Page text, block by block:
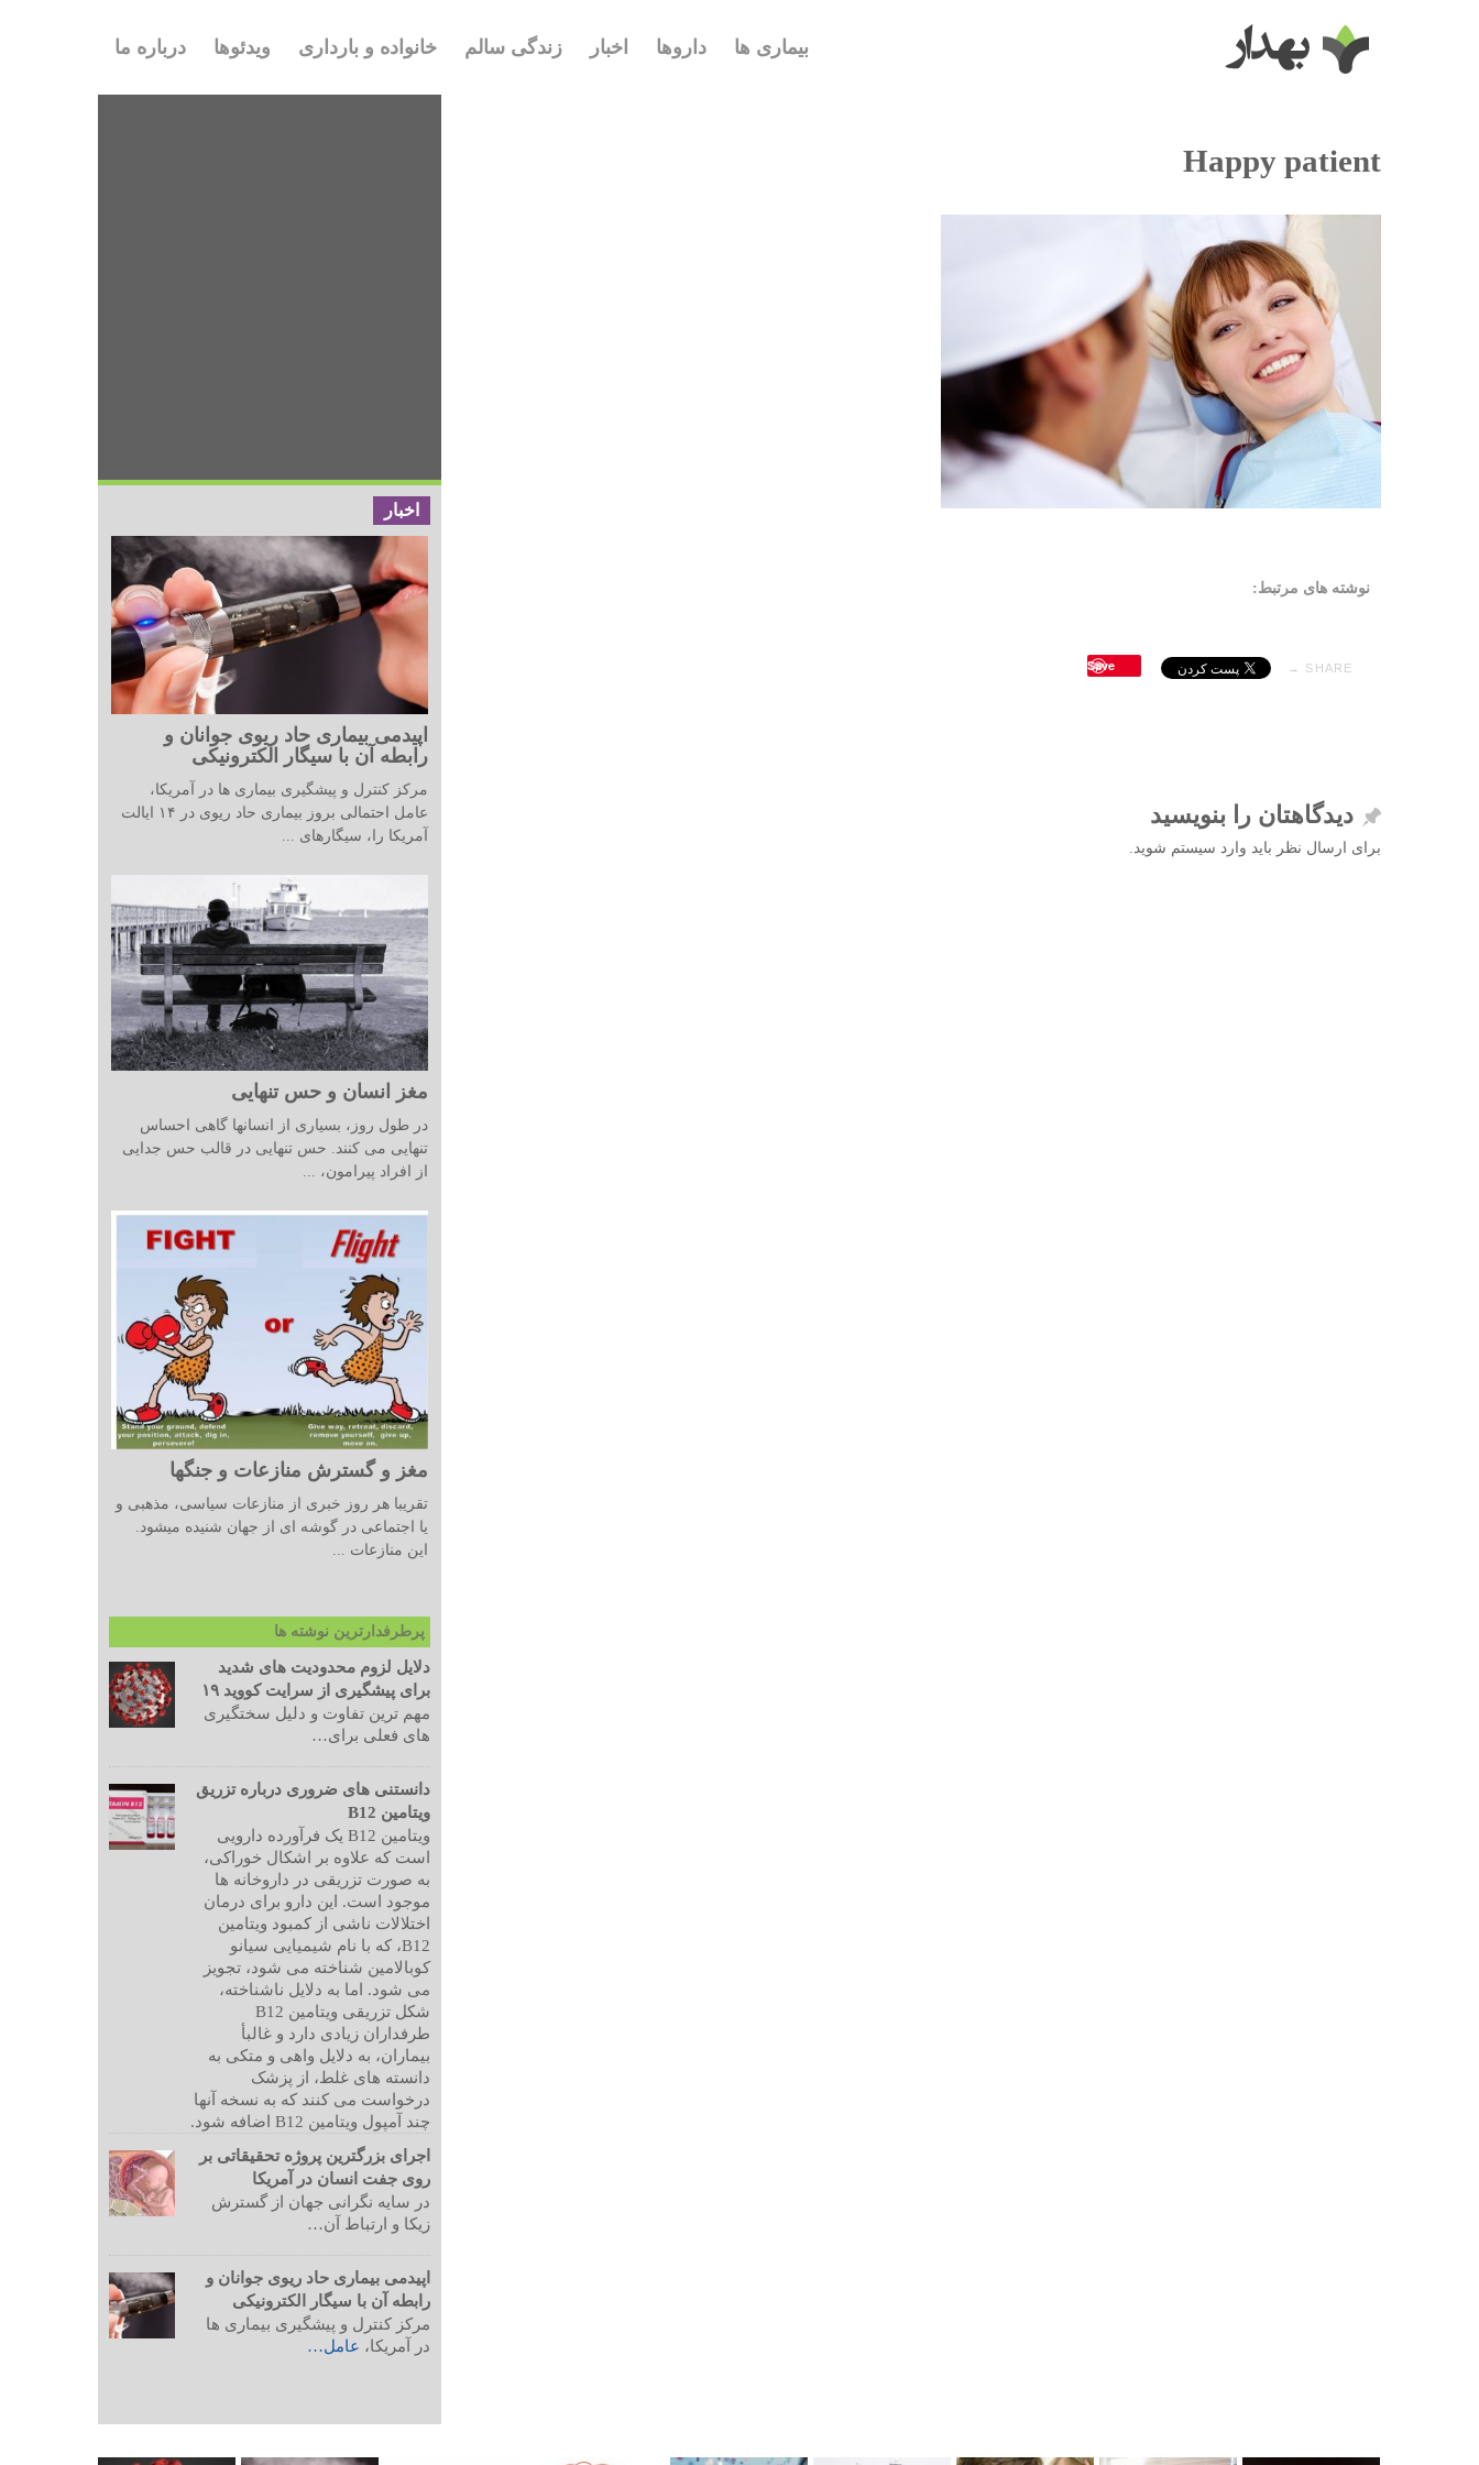
بیماری ها داروها اخبار زندگی سالم خانواده و بارداری ویدئوها درباره ما
Happy patient
نوشته های مرتبط:
SHARE →
Save
دیدگاهتان را بنویسید
برای ارسال نظر باید وارد سیستم شوید.
اخبار
اپیدمی بیماری حاد ریوی جوانان و
رابطه آن با سیگار الکترونیکی
مرکز کنترل و پیشگیری بیماری ها در آمریکا،
عامل احتمالی بروز بیماری حاد ریوی در ۱۴ ایالت
آمریکا را، سیگارهای ...
مغز انسان و حس تنهایی
در طول روز، بسیاری از انسانها گاهی احساس
تنهایی می کنند. حس تنهایی در قالب حس جدایی
از افراد پیرامون، ...
مغز و گسترش منازعات و جنگها
تقریبا هر روز خبری از منازعات سیاسی، مذهبی و
یا اجتماعی در گوشه ای از جهان شنیده میشود.
این منازعات ...
پرطرفدارترین نوشته ها
دلایل لزوم محدودیت های شدید
برای پیشگیری از سرایت کووید ۱۹
مهم ترین تفاوت و دلیل سختگیری
های فعلی برای…
دانستنی های ضروری درباره تزریق
ویتامین B12
ویتامین B12 یک فرآورده دارویی
است که علاوه بر اشکال خوراکی،
به صورت تزریقی در داروخانه ها
موجود است. این دارو برای درمان
اختلالات ناشی از کمبود ویتامین
B12، که با نام شیمیایی سیانو
کوبالامین شناخته می شود، تجویز
می شود. اما به دلایل ناشناخته،
شکل تزریقی ویتامین B12
طرفداران زیادی دارد و غالبأ
بیماران، به دلایل واهی و متکی به
دانسته های غلط، از پزشک
درخواست می کنند که به نسخه آنها
چند آمپول ویتامین B12 اضافه شود.
اجرای بزرگترین پروژه تحقیقاتی بر
روی جفت انسان در آمریکا
در سایه نگرانی جهان از گسترش
زیکا و ارتباط آن…
اپیدمی بیماری حاد ریوی جوانان و
رابطه آن با سیگار الکترونیکی
مرکز کنترل و پیشگیری بیماری ها
در آمریکا، عامل…